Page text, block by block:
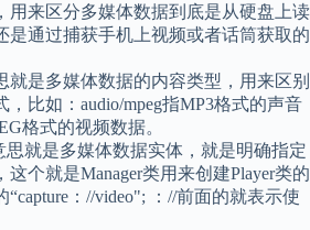
用来区分多媒体数据到底是从硬盘上读
是通过捕获手机上视频或者话筒获取的
就是多媒体数据的内容类型，用来区别
比如：audio/mpeg指MP3格式的声音
格式的视频数据。
就是多媒体数据实体，就是明确指定
个就是Manager类用来创建Player类的
：//video"; ：//前面的就表示使